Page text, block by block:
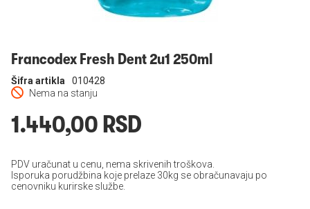
Francodex Fresh Dent 2u1 250ml
Nema na stanju
Šifra artikla 010428
1.440,00 RSD
PDV uračunat u cenu, nema skrivenih troškova.
Isporuka porudžbina koje prelaze 30kg se obračunavaju po
cenovniku kurirske službe.